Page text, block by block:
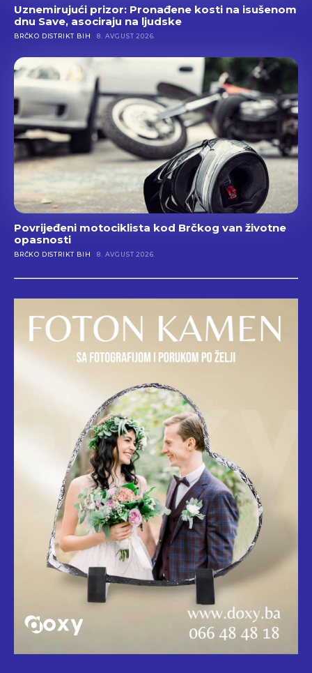
Uznemirujući prizor: Pronađene kosti na isušenom
dnu Save, asociraju na ljudske
BRČKO DISTRIKT BIH 8. AVGUST 2026.
Povrijeđeni motociklista kod Brčkog van životne
opasnosti
BRČKO DISTRIKT BIH 8. AVGUST 2026.